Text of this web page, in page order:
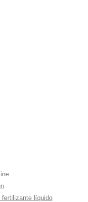
líquido